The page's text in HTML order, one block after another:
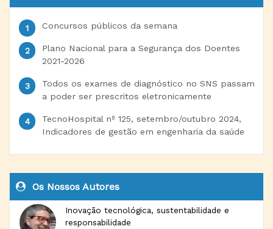
Concursos públicos da semana
Plano Nacional para a Segurança dos Doentes
2021-2026
Todos os exames de diagnóstico no SNS passam
a poder ser prescritos eletronicamente
TecnoHospital nº 125, setembro/outubro 2024,
Indicadores de gestão em engenharia da saúde
Os Nossos Autores
Inovação tecnológica, sustentabilidade e
responsabilidade